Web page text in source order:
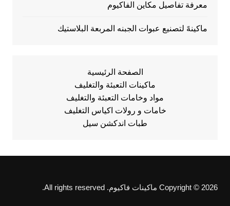
معرفة تفاصيل مكاين الفاكيوم
ماكينهً لتصنيع عبوات الجبنه المربعة البلاستيك
الصفحة الرئيسية
ماكينات التعبئة والتغليف
مواد وخامات التعبئة والتغليف
خامات و رولات اكياس التغليف
طبات اندكشن سيل
Copyright © 2026 ماكينات فاكيوم. All rights reserved.